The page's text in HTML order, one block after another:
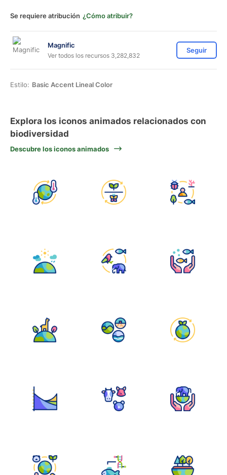
Se requiere atribución ¿Cómo atribuir?
Magnific
Ver todos los recursos 3,282,832
Seguir
Estilo: Basic Accent Lineal Color
Explora los iconos animados relacionados con
biodiversidad
Descubre los iconos animados